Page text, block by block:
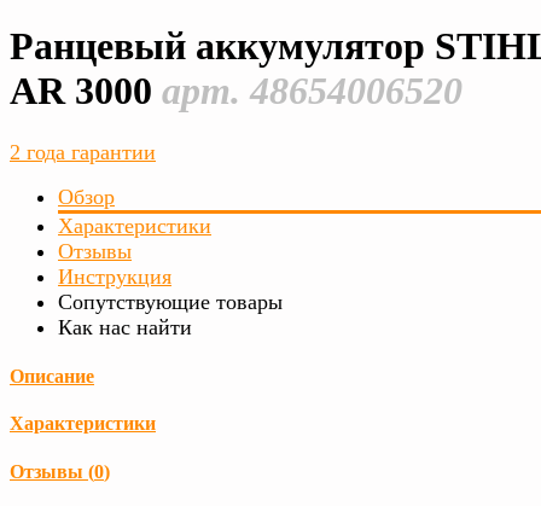
Ранцевый аккумулятор
AR 3000 арт. 48654006520
2 года гарантии
Обзор
Характеристики
Отзывы
Инструкция
Сопутствующие товары
Как нас найти
Описание
Характеристики
Отзывы (0)